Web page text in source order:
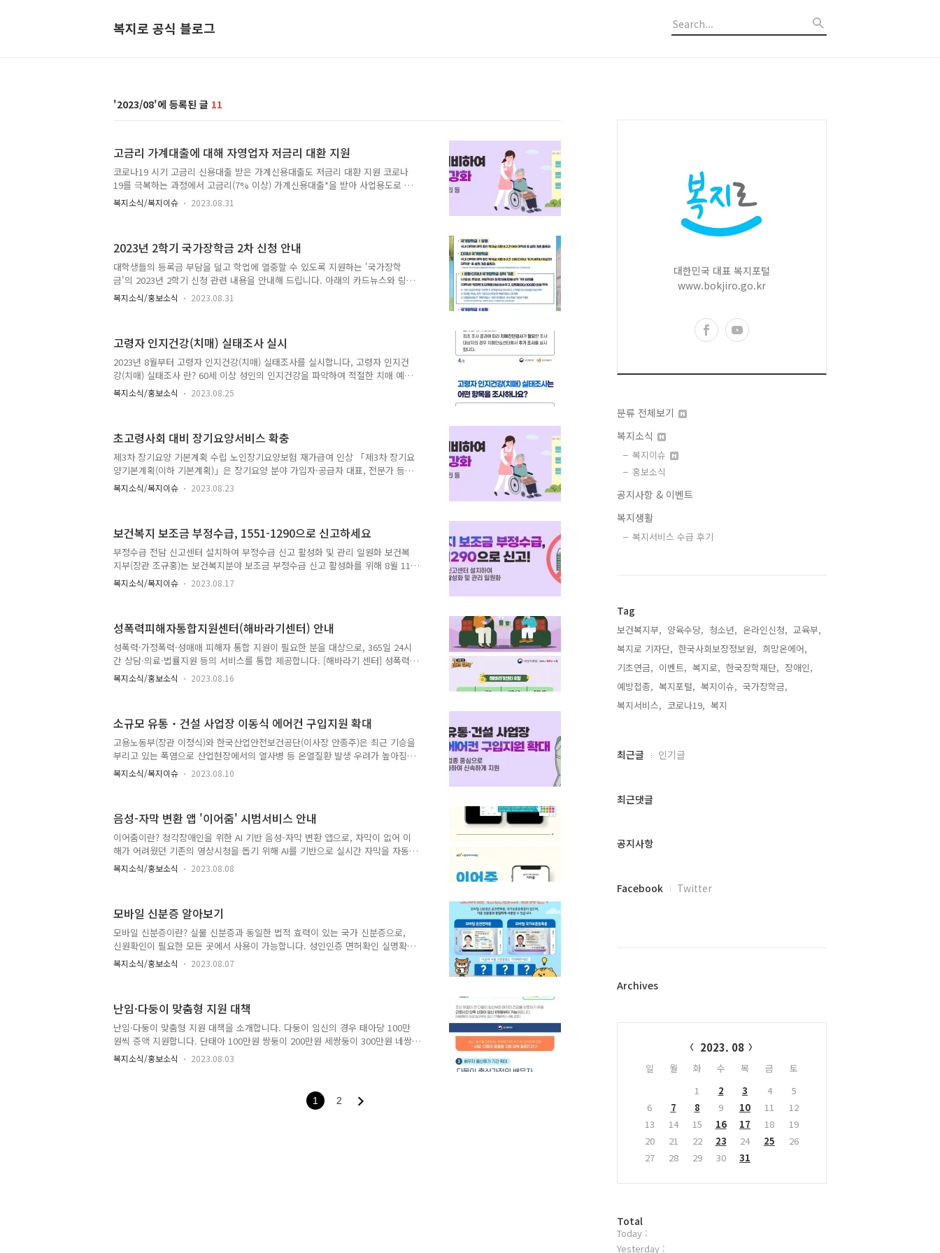
복지로 공식 블로그
2023/08 11
고금리 가계대출에 대해 자영업자 저금리 대환 지원
코로나19 시기 고금리 신용대출 받은 가계신용대출도 저금리 대환 지원 코로나
19를 극복하는 과정에서 고금리(7% 이상) 가계신용대출*을 받아 사업용도로 지
출한 자영업자들은 ’23.8.31일부터 ｢저금리 대환 프로그램｣을 통해 저금리 대출
(최대 5.5%)로 갈아탈 수 있게 됩니다. * 은행, 저축은행, 여전사(카드사, 캐피탈
기 위해 ｢저금리 대환 프로그램｣을 운영하고 있다. ’23.3.13일에는 보다 많은 소
상공인들이 ｢저금리 대환 프로그램｣을 이용할 수 있도록 현장의 애로사항을 청
취하여 지원대상과 한도를 확대하고 상환구조를 장기로 변경하는 등 제도개..
복지소식/복지이슈 2023.08.31
2023년 2학기 국가장학금 2차 신청 안내
대학생들의 등록금 부담을 덜고 학업에 열중할 수 있도록 지원하는 '국가장학
금'의 2023년 2학기 신청 관련 내용을 안내해 드립니다. 아래의 카드뉴스와 링크
에서 자세한 내용을 알아보세요! 출처 : 교육부, 한국장학재단 한국장학재단 바로
가기
복지소식/홍보소식 2023.08.31
고령자 인지건강(치매) 실태조사 실시
2023년 8월부터 고령자 인지건강(치매) 실태조사를 실시합니다, 고령자 인지건
강(치매) 실태조사 란? 60세 이상 성인의 인지건강을 파악하여 적절한 치매 예방
관리 정책을 수립 시행하기위하여 치매관리법 제14조(역학조사), 제14조의 2(치
매실태조사)에 따라 실시하는 국가단위의 법정조사 누가 참여하나요? 우리나라
직접 방문하여 훈련된 조사원이 면접을 실시 조사 결과에 따라 치매진단검사가
필요한 조사 대상자의 경우 치매안심센터에서 추가 조사 실시 관련 내용을 아래
의 카드뉴스를 통해서 확인해 보세요. 출처 : 보건복지부, 중앙치매센터 중앙치매
센터 바로가기
복지소식/홍보소식 2023.08.25
초고령사회 대비 장기요양서비스 확충
제3차 장기요양 기본계획 수립 노인장기요양보험 재가급여 인상 「제3차 장기요
양기본계획(이하 기본계획)」은 장기요양 분야 가입자·공급자 대표, 전문가 등으
로 구성된 기본계획 추진단의 논의를 거쳐 안을 마련하고, 공청회(6.16)와 장기
요양위원회(8.17)를 거쳐 확정되었습니다. 노인장기요양보험은 일상생활을 혼자
하고 있다. 장기요양기관은 27,484개소로서 제도 초기에 대비하여 수급자와 인
프라 모두 큰 폭으로 증가하였습니다. * [수급자] (’08) 21.4 → (’12) 34.2 → (’17)
58.5 → (‘22) 101.9만 명 * [기관] ..
복지소식/복지이슈 2023.08.23
보건복지 보조금 부정수급, 1551-1290으로 신고하세요
부정수급 전담 신고센터 설치하여 부정수급 신고 활성화 및 관리 일원화 보건복
지부(장관 조규홍)는 보건복지분야 보조금 부정수급 신고 활성화를 위해 8월 11
일(금)부터‘보건복지부 보조금 부조리신고센터’를 설치하여 국민들이 보건복지
분야 보조금에 대한 부정수급을 손쉽게 신고할 수 있도록 개선한다고 밝혔습니
나, 부정수급 신고 관련 상담, 신고인에 대한 신고포상금 적정 지급, 부정수급 현
황 모니터링 등 부정수급 관리의 효율화를 위해 일원화된 신고 창구를 설치할 필
요가 있었습니다. 이에 새롭게 설치되는 ‘보건복지부 보조금 부조리 신고센터’는
▲사회보장급여..
복지소식/복지이슈 2023.08.17
성폭력피해자통합지원센터(해바라기센터) 안내
성폭력·가정폭력·성매매 피해자 통합 지원이 필요한 분을 대상으로, 365일 24시
간 상담·의료·법률지원 등의 서비스를 통합 제공합니다. [해바라기 센터] 성폭력
가정폭력 성매매 피해자 대상 365일 24시간 상담지원,의료지원, 수사법률지원,
심리지원 등의 서비스를 통합적으로 제공함으로써 피해자가 폭력 피해로 인한
족부 해바라기센터 운영 바로가기
복지소식/홍보소식 2023.08.16
소규모 유통‧건설 사업장 이동식 에어컨 구입지원 확대
고용노동부(장관 이정식)와 한국산업안전보건공단(이사장 안종주)은 최근 기승을
부리고 있는 폭염으로 산업현장에서의 열사병 등 온열질환 발생 우려가 높아짐
에 따라 중‧소사업장에서 이동식 에어컨(국소냉방장치), 그늘막 등 온열질환 예
방품목 지원을 확대한다고 밝혔습니다. * 매년 클린사업장 조성지원사업을 통해
이미 중소사업장이 폭염에 미리 대비할 수 있도록 지난 3월부터 신청을 받아
132억원 규모의 온열질환 예방품목 지원(4,300여개사)을 결정한 바 있으나, 최
근 폭염 상황이 심각해짐에 따라 폭염에 취약한 업종을 중심으로 이동식 에어컨
등 예방품목 지원 ..
복지소식/복지이슈 2023.08.10
음성-자막 변환 앱 '이어줌' 시범서비스 안내
이어줌이란? 청각장애인을 위한 AI 기반 음성-자막 변환 앱으로, 자막이 없어 이
해가 어려웠던 기존의 영상시청을 돕기 위해 AI를 기반으로 실시간 자막을 자동
으로 생성해주는 앱입니다. 보다 자세한 내용은 아래 카드뉴스를 참고하여 주시
기 바랍니다. 출처 : 시청자미디어재단 이어줌 앱 다운로드 및 사용 방법 안내 영
복지소식/홍보소식 2023.08.08
모바일 신분증 알아보기
모바일 신분증이란? 실물 신분증과 동일한 법적 효력이 있는 국가 신분증으로,
신원확인이 필요한 모든 곳에서 사용이 가능합니다. 성인인증 면허확인 실명확인
까지 한 번에 가능한 모바일 신분증 보다 자세한 내용은 아래 카드뉴스를 참고하
여 주시기 바랍니다. 출처 : 행정안전부 모바일신분증 누리집 바로가기
복지소식/홍보소식 2023.08.07
난임·다둥이 맞춤형 지원 대책
난임·다둥이 맞춤형 지원 대책을 소개합니다. 다둥이 임신의 경우 태아당 100만
원씩 증액 지원합니다. 단태아 100만원 쌍둥이 200만원 세쌍둥이 300만원 네쌍
둥이 400만원 ※ 태아 수에 따른 의료비 실지출 등을 감안하여 다둥이 가정의 임
신출산 의료비 바우처 지원이 확대됩니다. 보다 자세한 내용은 아래 이미지를 참
복지소식/홍보소식 2023.08.03
1 2
대한민국 대표 복지포털
www.bokjiro.go.kr
분류 전체보기
복지소식
복지이슈
홍보소식
공지사항 & 이벤트
복지생활
복지서비스 수급 후기
Tag
보건복지부, 양육수당, 청소년, 온라인신청, 교육부,
복지로 기자단, 한국사회보장정보원, 희망온에어,
기초연금, 이벤트, 복지로, 한국장학재단, 장애인,
예방접종, 복지포털, 복지이슈, 국가장학금,
복지서비스, 코로나19, 복지,
최
과
글
최근글 인기글
최근댓글
공지사항
페
플
Facebook Twitter
Archives
2023. 08
일 월 화 수 목 금
토
1
2 3 4
5
6
7 8 9 10 11
12
13
14 15 16 17 18
19
20
21 22 23 24 25
26
27
28 29 30 31
방
문
자
Total
Today :
Yesterday :